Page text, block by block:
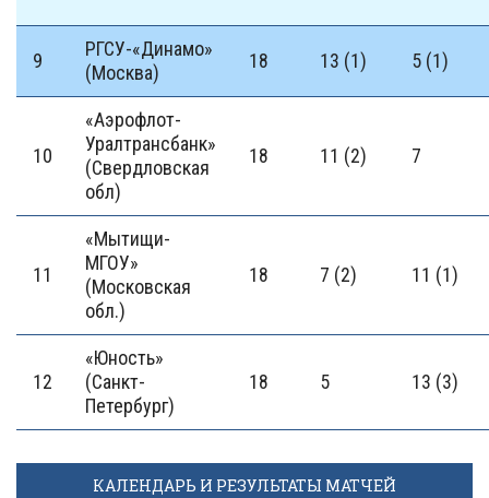
9
РГСУ-«Динамо»
(Москва)
18 13 (1) 5 (1)
10
«Аэрофлот-
Уралтранcбанк»
(Свердловская
обл)
18 11 (2) 7
11
«Мытищи-
МГОУ»
(Московская
обл.)
18 7 (2) 11 (1)
12
«Юность»
(Санкт-
Петербург)
18 5 13 (3)
КАЛЕНДАРЬ И РЕЗУЛЬТАТЫ МАТЧЕЙ